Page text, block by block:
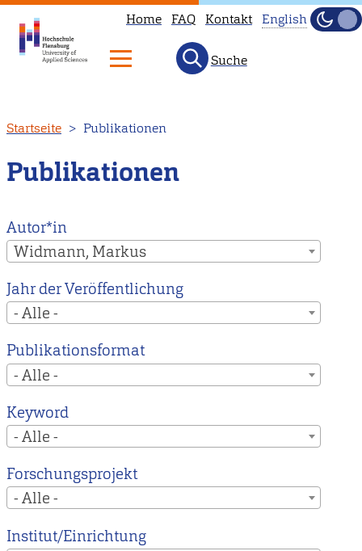
zum
Inhalt
Home FAQ Kontakt
to
our
main
instead.
English
Hell
Suche
Startseite Publikationen
Publikationen
Autor*in
Widmann, Markus
Jahr der Veröffentlichung
- Alle -
Publikationsformat
- Alle -
Keyword
- Alle -
Forschungsprojekt
- Alle -
Institut/Einrichtung